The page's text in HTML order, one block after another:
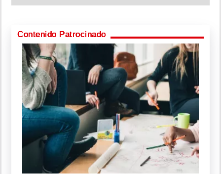
Contenido Patrocinado